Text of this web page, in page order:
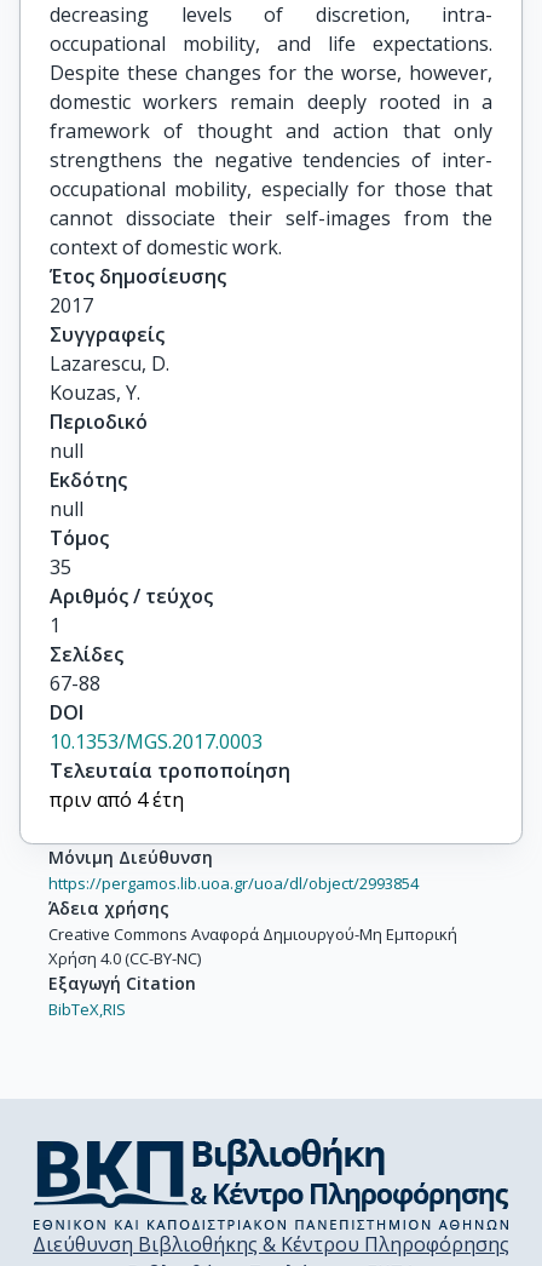
decreasing levels of discretion, intra-
occupational mobility, and life expectations.
Despite these changes for the worse, however,
domestic workers remain deeply rooted in a
framework of thought and action that only
strengthens the negative tendencies of inter-
occupational mobility, especially for those that
cannot dissociate their self-images from the
context of domestic work.
Έτος δημοσίευσης
2017
Συγγραφείς
Lazarescu, D.
Kouzas, Y.
Περιοδικό
null
Εκδότης
null
Τόμος
35
Αριθμός / τεύχος
1
Σελίδες
67-88
DOI
10.1353/MGS.2017.0003
Τελευταία τροποποίηση
πριν από 4 έτη
Μόνιμη Διεύθυνση
https://pergamos.lib.uoa.gr/uoa/dl/object/2993854
Άδεια χρήσης
Creative Commons Αναφορά Δημιουργού-Μη Εμπορική
Χρήση 4.0 (CC-BY-NC)
Εξαγωγή Citation
BibTeX,RIS
Διεύθυνση Βιβλιοθήκης & Κέντρου Πληροφόρησης